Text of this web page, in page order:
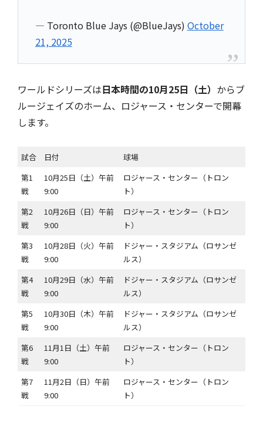
— Toronto Blue Jays (@BlueJays) October
21, 2025
ワールドシリーズは日本時間の10月25日（土） からブ
ルージェイズのホーム、ロジャース・センターで開幕
します。
試合 日付
球場
第1
戦
10月25日（土）午前
9:00
ロジャース・センター（トロン
ト）
第2
戦
10月26日（日）午前
9:00
ロジャース・センター（トロン
ト）
第3
戦
10月28日（火）午前
9:00
ドジャー・スタジアム（ロサンゼ
ルス）
第4
戦
10月29日（水）午前
9:00
ドジャー・スタジアム（ロサンゼ
ルス）
第5
戦
10月30日（木）午前
9:00
ドジャー・スタジアム（ロサンゼ
ルス）
第6
戦
11月1日（土）午前
9:00
ロジャース・センター（トロン
ト）
第7
戦
11月2日（日）午前
9:00
ロジャース・センター（トロン
ト）